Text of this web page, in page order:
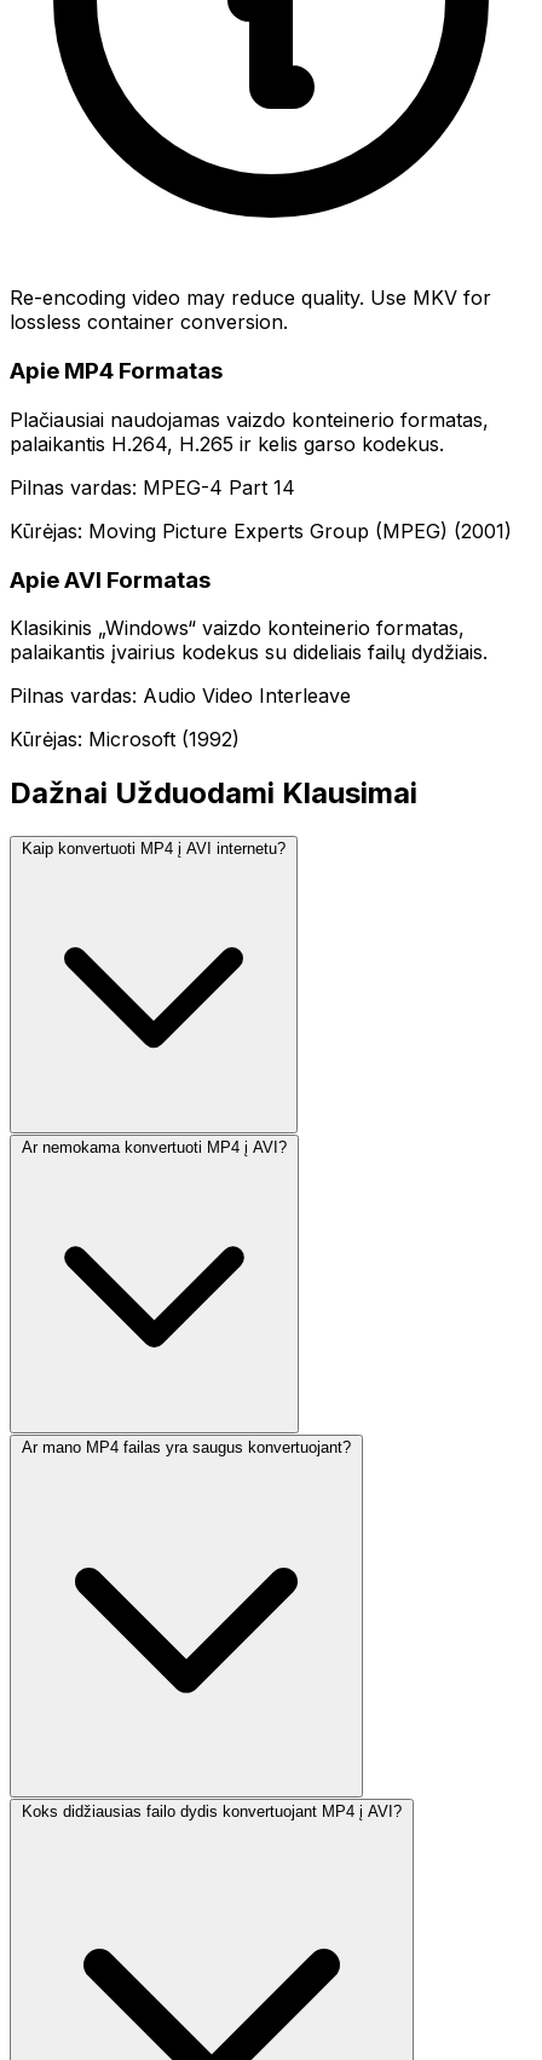
Re-encoding video may reduce quality. Use MKV for
lossless container conversion.
Apie MP4 Formatas
Plačiausiai naudojamas vaizdo konteinerio formatas,
palaikantis H.264, H.265 ir kelis garso kodekus.
Pilnas vardas: MPEG-4 Part 14
Kūrėjas: Moving Picture Experts Group (MPEG) (2001)
Apie AVI Formatas
Klasikinis „Windows“ vaizdo konteinerio formatas,
palaikantis įvairius kodekus su dideliais failų dydžiais.
Pilnas vardas: Audio Video Interleave
Kūrėjas: Microsoft (1992)
Dažnai Užduodami Klausimai
Kaip konvertuoti MP4 į AVI internetu?
Ar nemokama konvertuoti MP4 į AVI?
Ar mano MP4 failas yra saugus konvertuojant?
Koks didžiausias failo dydis konvertuojant MP4 į AVI?